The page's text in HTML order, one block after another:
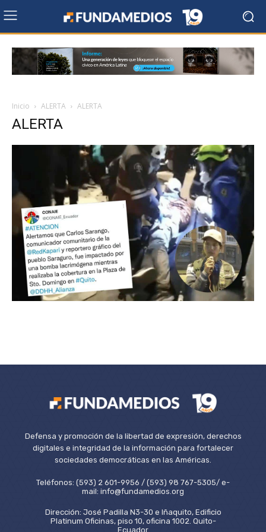
Inicio ALERTA ALERTA
ALERTA
Defensa y promoción de la libertad de expresión, derechos
digitales e integridad de la información para fortalecer
sociedades democráticas en las Américas.
Teléfonos: (593) 2 601-9956 / (593) 98 767-5305/ e-
mail: info@fundamedios.org
Dirección: José Padilla N3-30 e Iñaquito, Edificio
Platinum Oficinas, piso 10, oficina 1002. Quito-
Ecuador